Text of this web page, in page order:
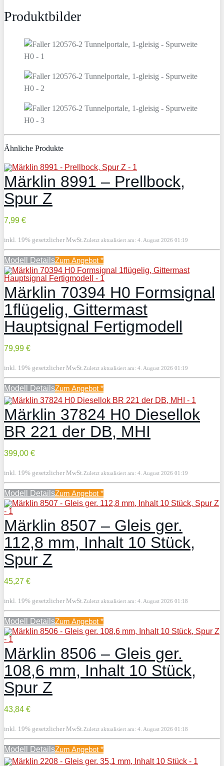
Produktbilder
Ähnliche Produkte
Märklin 8991 – Prellbock,
Spur Z
7,99 €
inkl. 19% gesetzlicher MwSt.Zuletzt aktualisiert am: 4. August 2026 01:19
Modell DetailsZum Angebot *
Märklin 70394 H0 Formsignal
1flügelig, Gittermast
Hauptsignal Fertigmodell
79,99 €
inkl. 19% gesetzlicher MwSt.Zuletzt aktualisiert am: 4. August 2026 01:19
Modell DetailsZum Angebot *
Märklin 37824 H0 Diesellok
BR 221 der DB, MHI
399,00 €
inkl. 19% gesetzlicher MwSt.Zuletzt aktualisiert am: 4. August 2026 01:19
Modell DetailsZum Angebot *
Märklin 8507 – Gleis ger.
112,8 mm, Inhalt 10 Stück,
Spur Z
45,27 €
inkl. 19% gesetzlicher MwSt.Zuletzt aktualisiert am: 4. August 2026 01:18
Modell DetailsZum Angebot *
Märklin 8506 – Gleis ger.
108,6 mm, Inhalt 10 Stück,
Spur Z
43,84 €
inkl. 19% gesetzlicher MwSt.Zuletzt aktualisiert am: 4. August 2026 01:18
Modell DetailsZum Angebot *